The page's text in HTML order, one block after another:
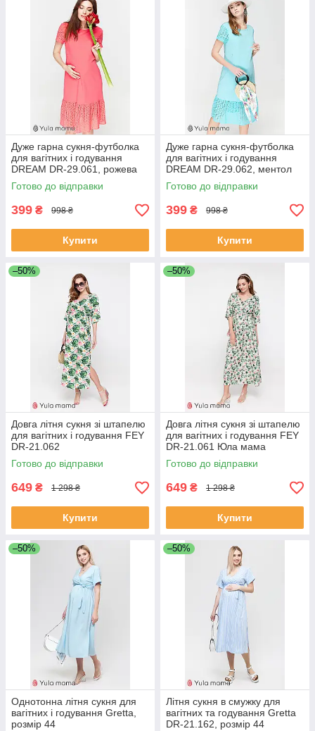
Дуже гарна сукня-футболка
для вагітних і годування
DREAM DR-29.061, рожева
Готово до відправки
399 ₴ 998 ₴
Купити
Дуже гарна сукня-футболка
для вагітних і годування
DREAM DR-29.062, ментол
Готово до відправки
399 ₴ 998 ₴
Купити
–50%
Довга літня сукня зі штапелю
для вагітних і годування FEY
DR-21.062
Готово до відправки
649 ₴ 1 298 ₴
Купити
–50%
Довга літня сукня зі штапелю
для вагітних і годування FEY
DR-21.061 Юла мама
Готово до відправки
649 ₴ 1 298 ₴
Купити
–50%
Однотонна літня сукня для
вагітних і годування Gretta,
розмір 44
–50%
Літня сукня в смужку для
вагітних та годування Gretta
DR-21.162, розмір 44